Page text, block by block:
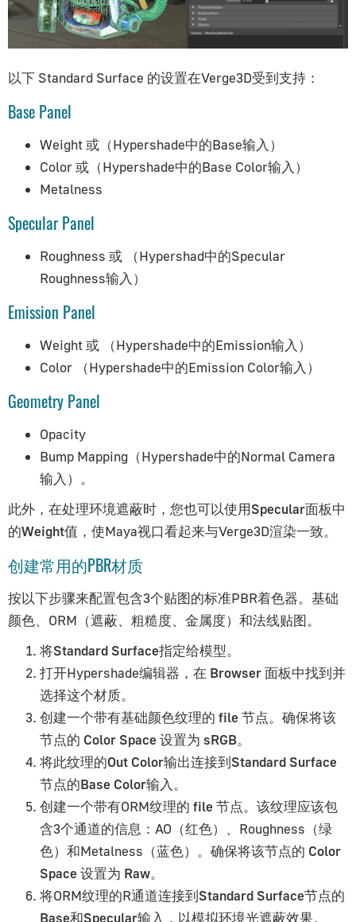
入门指南
安装
灯光与渲染
摄影机
动画
形态键（变形）
透明度
对象约束
使用材质库
3ds Max艺术家指南
入门指南
安装
灯光与渲染
摄影机
材质与贴图
动画
变形
阴影
视口及渲染预览
动画约束
使用材质库
glTF材质
Maya艺术家指南
入门指南
安装
视口及渲染预览
灯光与渲染
摄影机
材质与贴图
动画
以下 Standard Surface 的设置在Verge3D受到支持：
Base Panel
Weight 或（Hypershade中的Base输入）
Color 或（Hypershade中的Base Color输入）
Metalness
Specular Panel
Roughness 或 （Hypershad中的Specular
Roughness输入）
Emission Panel
Weight 或 （Hypershade中的Emission输入）
Color （Hypershade中的Emission Color输入）
Geometry Panel
Opacity
Bump Mapping（Hypershade中的Normal Camera
输入）。
此外，在处理环境遮蔽时，您也可以使用Specular面板中
的Weight值，使Maya视口看起来与Verge3D渲染一致。
创建常用的PBR材质
按以下步骤来配置包含3个贴图的标准PBR着色器。基础
颜色、ORM（遮蔽、粗糙度、金属度）和法线贴图。
将Standard Surface指定给模型。
打开Hypershade编辑器，在 Browser面板中找到并
选择这个材质。
创建一个带有基础颜色纹理的 file 节点。确保将该
节点的 Color Space 设置为 sRGB。
将此纹理的Out Color输出连接到Standard Surface
节点的Base Color输入。
创建一个带有ORM纹理的 file 节点。该纹理应该包
含3个通道的信息：AO（红色）、Roughness（绿
色）和Metalness（蓝色）。确保将该节点的 Color
Space 设置为 Raw。
将ORM纹理的R通道连接到Standard Surface节点的
Base和Specular输入，以模拟环境光遮蔽效果。